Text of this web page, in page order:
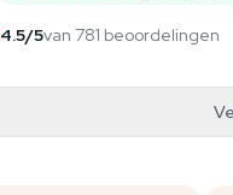
4.5/5van 781 beoordelingen